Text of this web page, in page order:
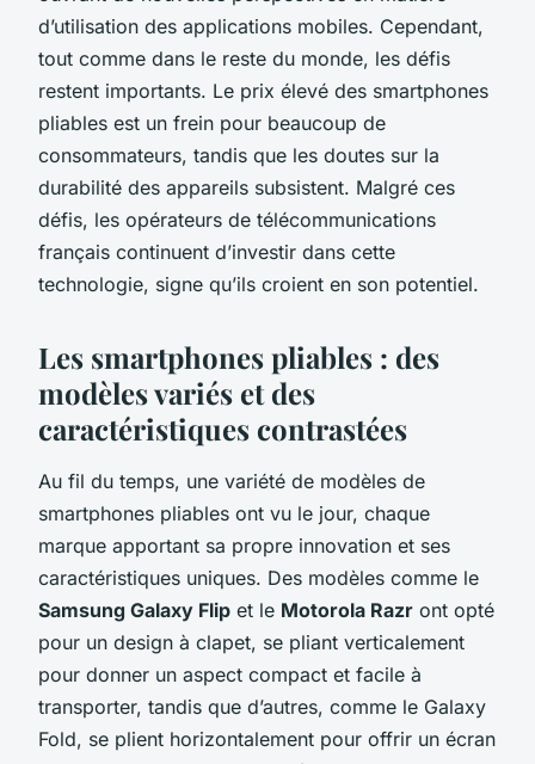
d’utilisation des applications mobiles. Cependant,
tout comme dans le reste du monde, les défis
restent importants. Le prix élevé des smartphones
pliables est un frein pour beaucoup de
consommateurs, tandis que les doutes sur la
durabilité des appareils subsistent. Malgré ces
défis, les opérateurs de télécommunications
français continuent d’investir dans cette
technologie, signe qu’ils croient en son potentiel.
Les smartphones pliables : des
modèles variés et des
caractéristiques contrastées
Au fil du temps, une variété de modèles de
smartphones pliables ont vu le jour, chaque
marque apportant sa propre innovation et ses
caractéristiques uniques. Des modèles comme le
Samsung Galaxy Flip et le Motorola Razr ont opté
pour un design à clapet, se pliant verticalement
pour donner un aspect compact et facile à
transporter, tandis que d’autres, comme le Galaxy
Fold, se plient horizontalement pour offrir un écran